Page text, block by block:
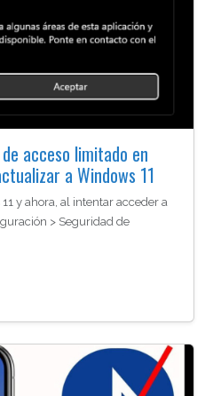
acceso limitado en
a Windows 11
y ahora, al intentar acceder a
> Seguridad de